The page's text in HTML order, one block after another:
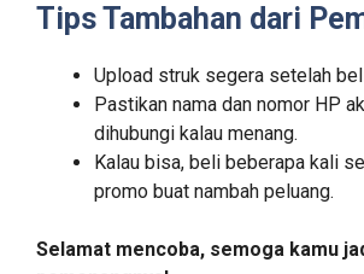
Tips Tambahan dari
Upload struk segera setelah
Pastikan nama dan nomor HP
dihubungi kalau menang.
Kalau bisa, beli beberapa kali
promo buat nambah peluang.
Selamat mencoba, semoga kamu